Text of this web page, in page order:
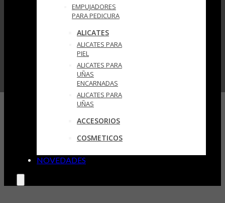
EMPUJADORES
PARA PEDICURA
ALICATES
ALICATES PARA
PIEL
ALICATES PARA
UÑAS
ENCARNADAS
ALICATES PARA
UÑAS
ACCESORIOS
COSMETICOS
NOVEDADES